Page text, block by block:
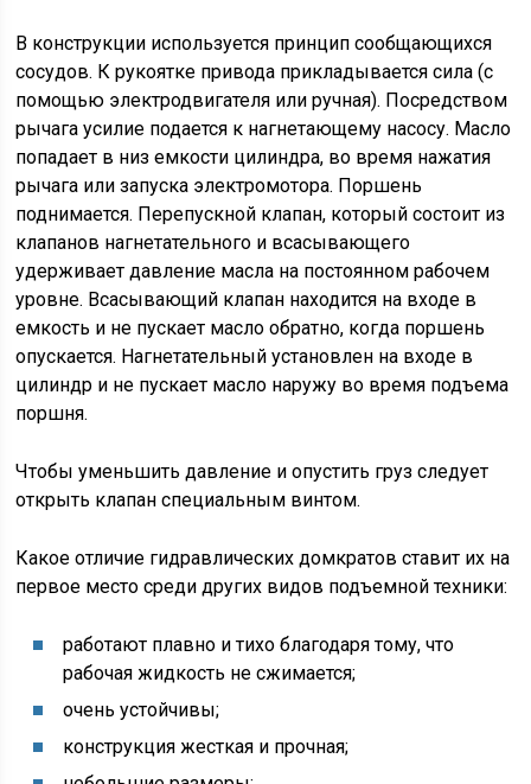
В конструкции используется принцип сообщающихся
сосудов. К рукоятке привода прикладывается сила (с
помощью электродвигателя или ручная). Посредством
рычага усилие подается к нагнетающему насосу. Масло
попадает в низ емкости цилиндра, во время нажатия
рычага или запуска электромотора. Поршень
поднимается. Перепускной клапан, который состоит из
клапанов нагнетательного и всасывающего
удерживает давление масла на постоянном рабочем
уровне. Всасывающий клапан находится на входе в
емкость и не пускает масло обратно, когда поршень
опускается. Нагнетательный установлен на входе в
цилиндр и не пускает масло наружу во время подъема
поршня.
Чтобы уменьшить давление и опустить груз следует
открыть клапан специальным винтом.
Какое отличие гидравлических домкратов ставит их на
первое место среди других видов подъемной техники:
работают плавно и тихо благодаря тому, что
рабочая жидкость не сжимается;
очень устойчивы;
конструкция жесткая и прочная;